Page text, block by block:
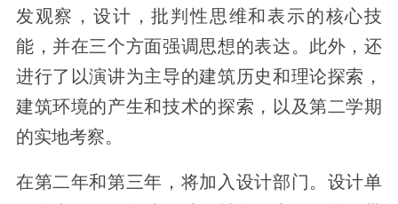
发观察，设计，批判性思维和表示的核心技
能，并在三个方面强调思想的表达。此外，还
进行了以演讲为主导的建筑历史和理论探索，
建筑环境的产生和技术的探索，以及第二学期
的实地考察。
在第二年和第三年，将加入设计部门。设计单